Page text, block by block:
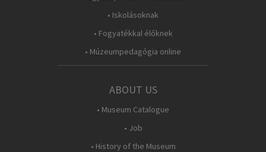
• Iskolásoknak
• Fogyatékkal élőknek
• Múzeumpedagógia online
ABOUT US
• Museum Catalogue
• Job
• History of the Museum